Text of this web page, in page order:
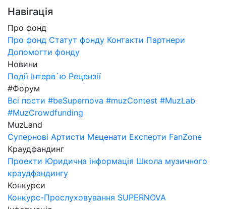
Навігація
Про фонд
Про фонд Статут фонду Контакти Партнери
Допомогти фонду
Новини
Події Інтерв`ю Рецензії
#Форум
Всі пости #beSupernova #muzContest #MuzLab
#MuzCrowdfunding
MuzLand
Супернові Артисти Меценати Експерти FanZone
Краудфандинг
Проекти Юридична інформація Школа музичного
краудфандингу
Конкурси
Конкурс-Прослуховування SUPERNOVA